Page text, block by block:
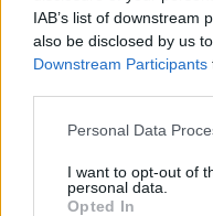
IAB’s list of downstream
also be disclosed by us
Downstream Participants
Personal Data
I want to opt-out of
personal data.
Opted In
ESIM SAILY:
CONVENIENTE
delle ultime soluzioni più
eSIM sono il futuro delle
situazione che riguarda